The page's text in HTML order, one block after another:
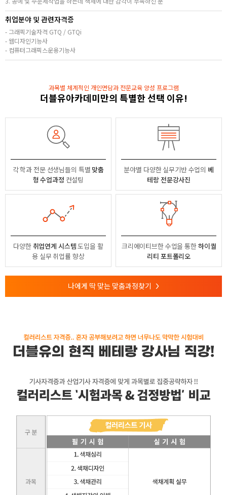
취업분야 및 관련자격증
- 그래픽기술자격 GTQ / GTQi
- 웹디자인기능사
- 컴퓨터그래픽스운용기능사
과목별 체계적인 개인면담과 전문교육 양성 프로그램
더블유아카데미만의 특별한 선택 이유!
각 학과 전문 선생님들의 특별 맞춤
형 수업과정 컨설팅
분야별 다양한 실무기반 수업의 베
테랑 전문강사진
다양한취업연계 시스템도입을 활
용실무 취업률 향상
크리에이티브한 수업을 통한하이퀄
리티 포트폴리오
나에게 딱 맞는 맞춤과정찾기 >